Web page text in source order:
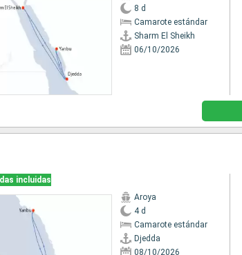
8 d
Camarote estándar
Sharm El Sheikh
06/10/2026
incluidas
Aroya
4 d
Camarote estándar
Djedda
08/10/2026